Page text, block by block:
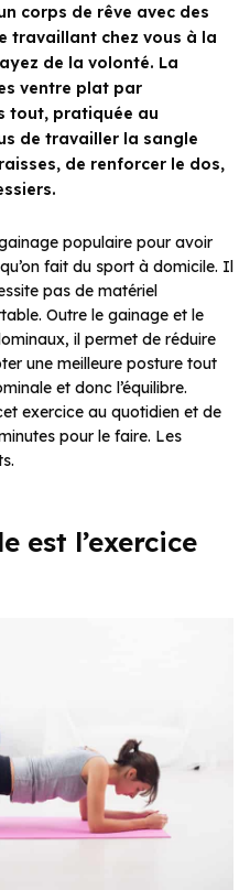
corps de rêve avec des
travaillant chez vous à la
de la volonté. La
ventre plat par
tout, pratiquée au
de travailler la sangle
de renforcer le dos,
populaire pour avoir
fait du sport à domicile. Il
pas de matériel
Outre le gainage et le
il permet de réduire
une meilleure posture tout
et donc l’équilibre.
exercice au quotidien et de
pour le faire. Les
est l’exercice